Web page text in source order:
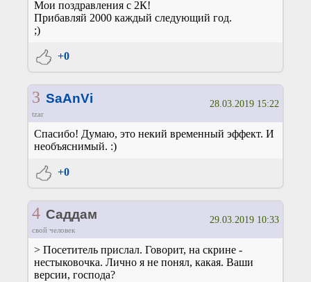
Мои поздравления с 2К!
Прибавляй 2000 каждый следующий год.
;)
+0
3 SaAnVi
tzar
28.03.2019 15:22
Спасибо! Думаю, это некий временный эффект. И
необъяснимый. :)
+0
4 Саддам
свой человек
29.03.2019 10:33
> Посетитель прислал. Говорит, на скрине -
нестыковочка. Лично я не понял, какая. Ваши
версии, господа?